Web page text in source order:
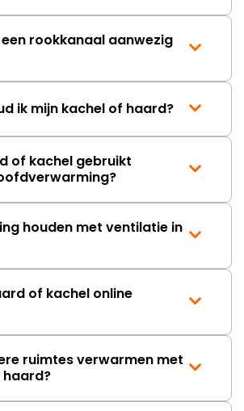
rookkanaal aanwezig
ik mijn kachel of haard?
of kachel gebruikt
houden met ventilatie in
of kachel online
ruimtes verwarmen met
haard?